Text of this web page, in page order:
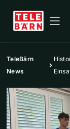
TeleBärn
News